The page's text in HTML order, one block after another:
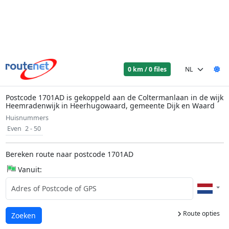
0 km / 0 files
Postcode 1701AD is gekoppeld aan de Coltermanlaan in de wijk
Heemradenwijk in Heerhugowaard, gemeente Dijk en Waard
Huisnummers
Even 2 - 50
Bereken route naar postcode 1701AD
Vanuit:
Route opties
Laden...
Zoeken